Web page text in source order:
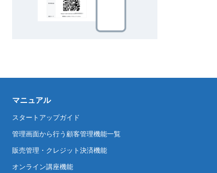
マニュアル
スタートアップガイド
管理画面から行う顧客管理機能一覧
販売管理・クレジット決済機能
オンライン講座機能